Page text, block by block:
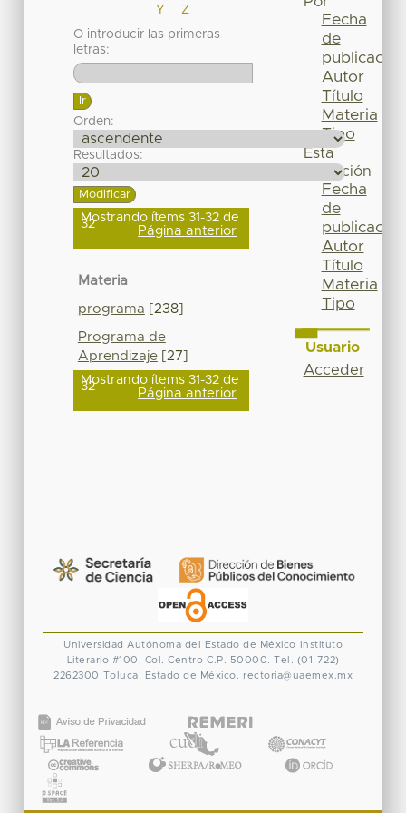
Y
Z
O introducir las primeras
letras:
Orden:
Resultados:
Mostrando ítems 31-32 de
32 Página anterior
Materia
programa [238]
Programa de
Aprendizaje[27]
Mostrando ítems 31-32 de
32 Página anterior
Fecha
de
publicación
Autor
Título
Materia
Tipo
Esta
colección
Fecha
de
publicación
Autor
Título
Materia
Tipo
Usuario
Acceder
Universidad Autónoma del Estado de México
Instituto
Literario #100. Col. Centro C.P. 50000. Tel. (01-722)
2262300 Toluca, Estado de México. rectoria@uaemex.mx